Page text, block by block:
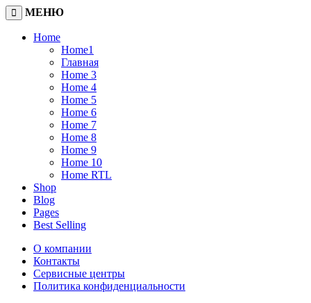
МЕНЮ
Home
Home1
Главная
Home 3
Home 4
Home 5
Home 6
Home 7
Home 8
Home 9
Home 10
Home RTL
Shop
Blog
Pages
Best Selling
О компании
Контакты
Сервисные центры
Политика конфиденциальности